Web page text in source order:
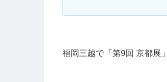
福岡三越で「第9回 京都展